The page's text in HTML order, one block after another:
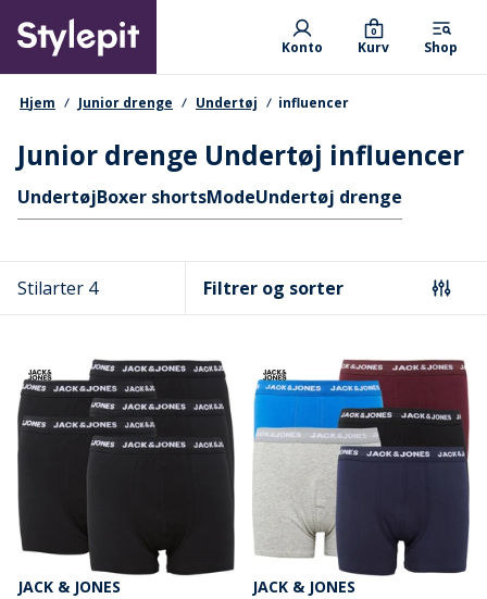
main
content
Primary departments
Konto Kurv
0
Shop
navigationssti
Hjem Junior drenge Undertøj influencer
Junior drenge Undertøj influencer
Hurtige links
UndertøjBoxer shortsModeUndertøj drenge
Stilarter 4 Filtrer og sorter
JACK & JONES
JACK & JONES